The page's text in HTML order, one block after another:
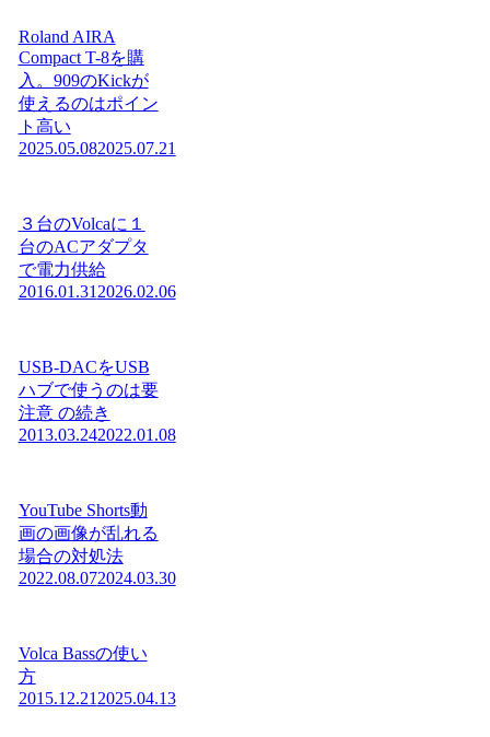
Roland AIRA
Compact T-8を購
入。909のKickが
使えるのはポイン
ト高い
2025.05.082025.07.21
３台のVolcaに１
台のACアダプタ
で電力供給
2016.01.312026.02.06
USB-DACをUSB
ハブで使うのは要
注意 の続き
2013.03.242022.01.08
YouTube Shorts動
画の画像が乱れる
場合の対処法
2022.08.072024.03.30
Volca Bassの使い
方
2015.12.212025.04.13